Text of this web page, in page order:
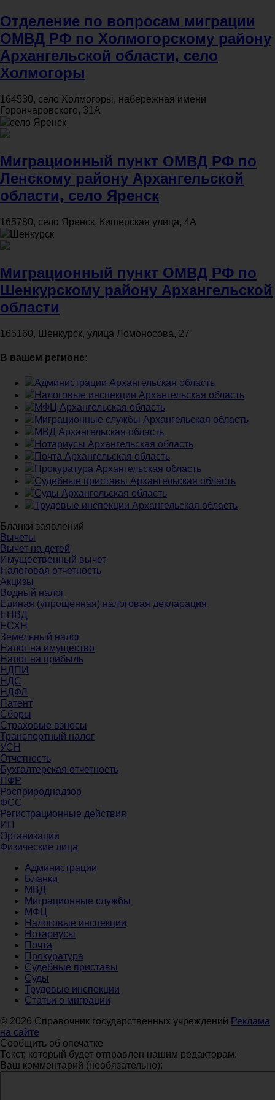
Отделение по вопросам миграции
ОМВД РФ по Холмогорскому району
Архангельской области, село
Холмогоры
164530, село Холмогоры, набережная имени
Горончаровского, 31А
село Яренск
Миграционный пункт ОМВД РФ по
Ленскому району Архангельской
области, село Яренск
165780, село Яренск, Кишерская улица, 4А
Шенкурск
Миграционный пункт ОМВД РФ по
Шенкурскому району Архангельской
области
165160, Шенкурск, улица Ломоносова, 27
В вашем регионе:
Администрации Архангельская область
Налоговые инспекции Архангельская область
МФЦ Архангельская область
Миграционные службы Архангельская область
МВД Архангельская область
Нотариусы Архангельская область
Почта Архангельская область
Прокуратура Архангельская область
Судебные приставы Архангельская область
Суды Архангельская область
Трудовые инспекции Архангельская область
Бланки заявлений
Вычеты
Вычет на детей
Имущественный вычет
Налоговая отчетность
Акцизы
Водный налог
Единая (упрощенная) налоговая декларация
ЕНВД
ЕСХН
Земельный налог
Налог на имущество
Налог на прибыль
НДПИ
НДС
НДФЛ
Патент
Сборы
Страховые взносы
Транспортный налог
УСН
Отчетность
Бухгалтерская отчетность
ПФР
Росприроднадзор
ФСС
Регистрационные действия
ИП
Организации
Физические лица
Администрации
Бланки
МВД
Миграционные службы
МФЦ
Налоговые инспекции
Нотариусы
Почта
Прокуратура
Судебные приставы
Суды
Трудовые инспекции
Статьи о миграции
© 2026 Справочник государственных учреждений Реклама
на сайте
Сообщить об опечатке
Текст, который будет отправлен нашим редакторам:
Ваш комментарий (необязательно):